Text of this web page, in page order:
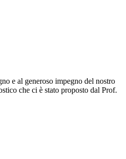
e al generoso impegno del nostro
che ci è stato proposto dal Prof.